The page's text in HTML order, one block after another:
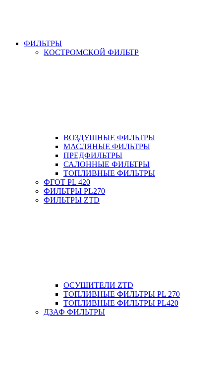
ФИЛЬТРЫ
КОСТРОМСКОЙ ФИЛЬТР
ВОЗДУШНЫЕ ФИЛЬТРЫ
МАСЛЯНЫЕ ФИЛЬТРЫ
ПРЕДФИЛЬТРЫ
САЛОННЫЕ ФИЛЬТРЫ
ТОПЛИВНЫЕ ФИЛЬТРЫ
ФГОТ PL 420
ФИЛЬТРЫ PL270
ФИЛЬТРЫ ZTD
ОСУШИТЕЛИ ZTD
ТОПЛИВНЫЕ ФИЛЬТРЫ PL 270
ТОПЛИВНЫЕ ФИЛЬТРЫ PL420
ДЗАФ ФИЛЬТРЫ